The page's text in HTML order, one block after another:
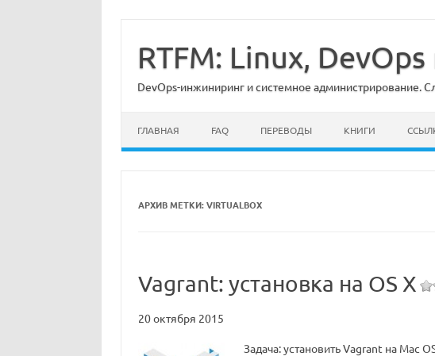
содержимому
RTFM: Linux,
DevOps-инжиниринг и системное администрирование.
ГЛАВНАЯ FAQ ПЕРЕВОДЫ КНИГИ
АРХИВ МЕТКИ:VIRTUALBOX
Vagrant: установка на OS X
20 октября 2015
Задача: установить Vagrant на Mac